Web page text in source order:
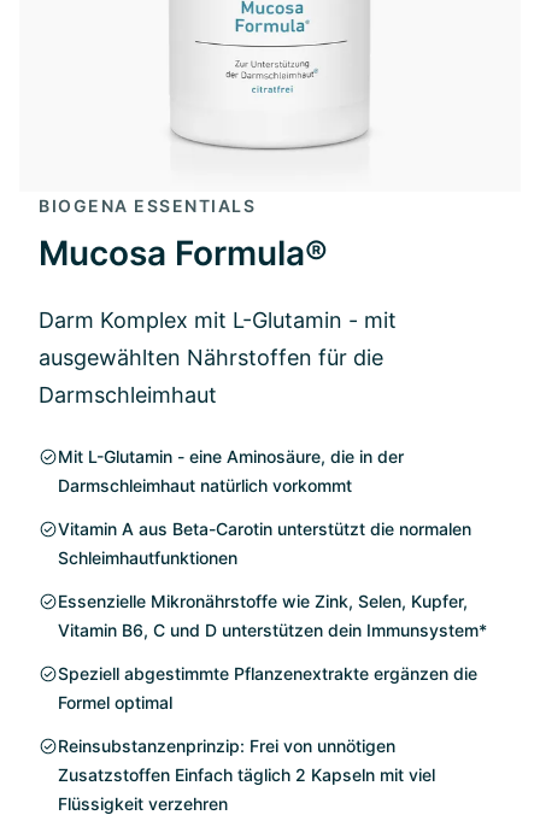
BIOGENA ESSENTIALS
Mucosa Formula®
Darm Komplex mit L-Glutamin - mit
ausgewählten Nährstoffen für die
Darmschleimhaut
Mit L-Glutamin - eine Aminosäure, die in der
Darmschleimhaut natürlich vorkommt
Vitamin A aus Beta-Carotin unterstützt die normalen
Schleimhautfunktionen
Essenzielle Mikronährstoffe wie Zink, Selen, Kupfer,
Vitamin B6, C und D unterstützen dein Immunsystem*
Speziell abgestimmte Pflanzenextrakte ergänzen die
Formel optimal
Reinsubstanzenprinzip: Frei von unnötigen
Zusatzstoffen Einfach täglich 2 Kapseln mit viel
Flüssigkeit verzehren